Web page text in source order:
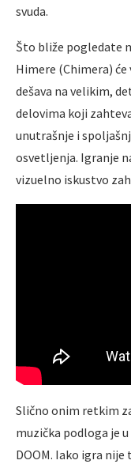
svuda.
Što bliže pogledate
Himere (Chimera) će
dešava na velikim,
delovima koji
unutrašnje i
osvetljenja. Igranje
vizuelno iskustvo
Slično onim retkim
muzička podloga je
DOOM. Iako igra